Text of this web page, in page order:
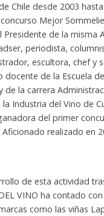
Chile desde 2003
Mejor
Presidente de la misma
periodista,
escultora, chef y
docente de la Escuela de
de la carrera
Industria del Vino de
del primer
realizado en
de esta actividad
VINO ha contado
como las viñas